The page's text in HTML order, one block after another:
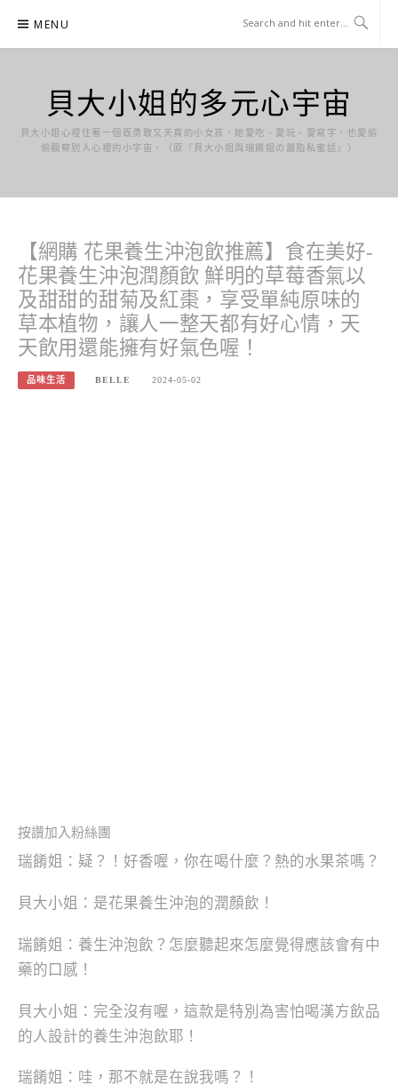
content
MENU
貝大小姐的多元心宇宙
貝大小姐心裡住著一個既勇敢又天真的小女孩，她愛吃、愛玩、愛寫字，也愛偷
偷觀察別人心裡的小宇宙。（原『貝大小姐與瑞餚姐の囂脂私蜜話』）
【網購 花果養生沖泡飲推薦】食在美好-
花果養生沖泡潤顏飲 鮮明的草莓香氣以
及甜甜的甜菊及紅棗，享受單純原味的
草本植物，讓人一整天都有好心情，天
天飲用還能擁有好氣色喔！
品味生活 BELLE 2024-05-02
按讚加入粉絲團
瑞餚姐：疑？！好香喔，你在喝什麼？熱的水果茶嗎？
貝大小姐：是花果養生沖泡的潤顏飲！
瑞餚姐：養生沖泡飲？怎麼聽起來怎麼覺得應該會有中
藥的口感！
貝大小姐：完全沒有喔，這款是特別為害怕喝漢方飲品
的人設計的養生沖泡飲耶！
瑞餚姐：哇，那不就是在說我嗎？！